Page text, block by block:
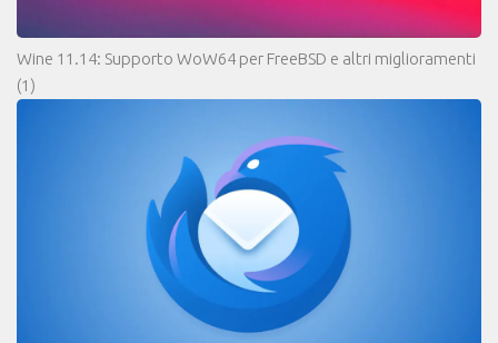
Wine 11.14: Supporto WoW64 per FreeBSD e altri miglioramenti
(1)